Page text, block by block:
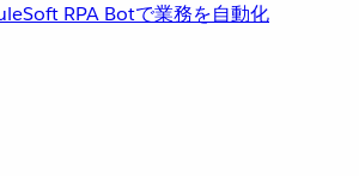
RPA Botで業務を自動化